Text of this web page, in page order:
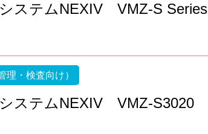
ステムNEXIV VMZ-S Series
理・検査向け）
ステムNEXIV VMZ-S3020